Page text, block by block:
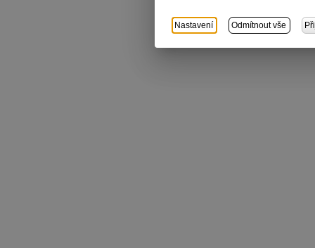
Nastavení Odmítnout vše